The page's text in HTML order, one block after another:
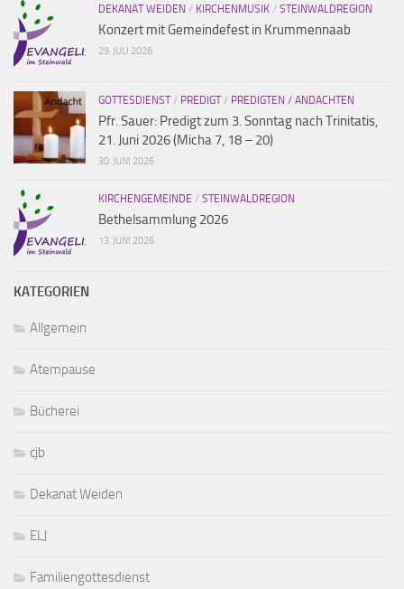
DEKANAT WEIDEN / KIRCHENMUSIK / STEINWALDREGION
Konzert mit Gemeindefest in Krummennaab
29. JULI 2026
GOTTESDIENST/ PREDIGT/ PREDIGTEN / ANDACHTEN
Pfr. Sauer: Predigt zum 3. Sonntag nach Trinitatis,
21. Juni 2026 (Micha 7, 18 – 20)
30. JUNI 2026
KIRCHENGEMEINDE / STEINWALDREGION
Bethelsammlung 2026
13. JUNI 2026
KATEGORIEN
Allgemein
Atempause
Bücherei
cjb
Dekanat Weiden
ELJ
Familiengottesdienst